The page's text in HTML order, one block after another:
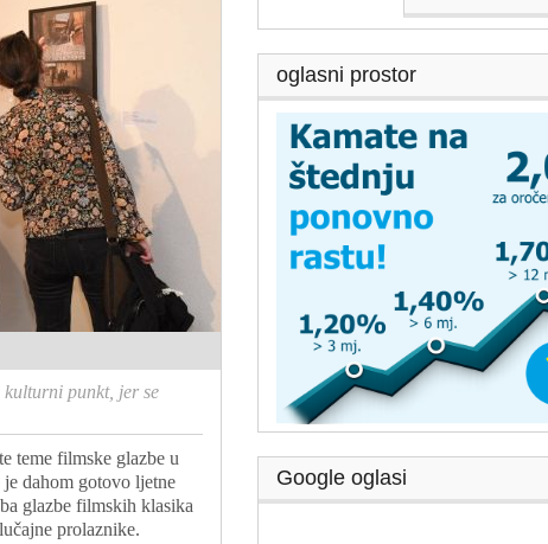
kulturni punkt, jer se
teme filmske glazbe u
dahom gotovo ljetne
glazbe filmskih klasika
prolaznike.
oglasni prostor
Google oglasi